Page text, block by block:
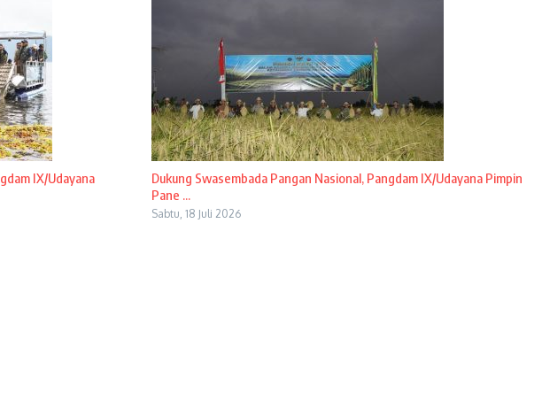
IX/Udayana
Dukung Swasembada Pangan Nasional, Pangdam IX/Udayana Pimpin
Pane ...
Sabtu, 18 Juli 2026